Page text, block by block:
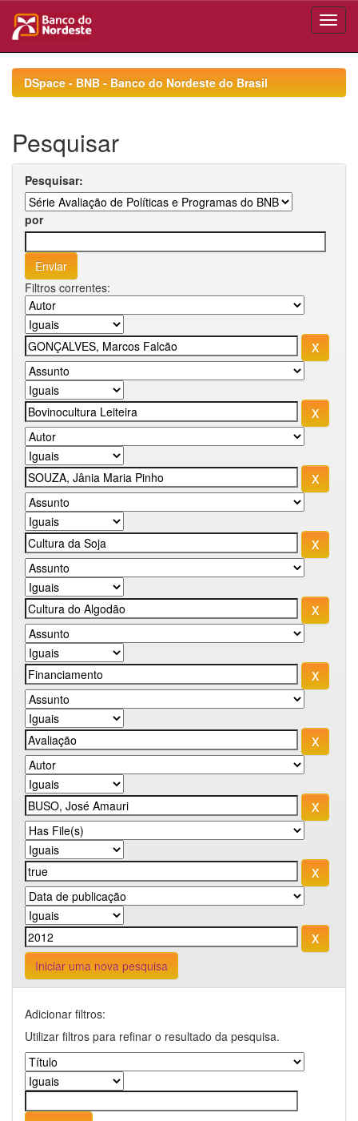
navigationDSpace - BNB - Banco do Nordeste do Brasil
Pesquisar
Pesquisar:
por
Filtros correntes:
Iniciar uma nova pesquisa
Adicionar filtros:
Utilizar filtros para refinar o resultado da pesquisa.